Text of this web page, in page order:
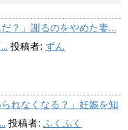
だ？」謝るのをやめた妻…
投稿者: ずん
られなくなる？」妊娠を知
投稿者: ふくふく